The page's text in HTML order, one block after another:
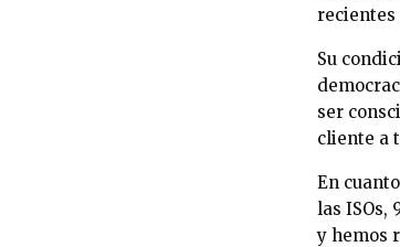
Su
ser
cliente a
En
las ISOs,
y hemos